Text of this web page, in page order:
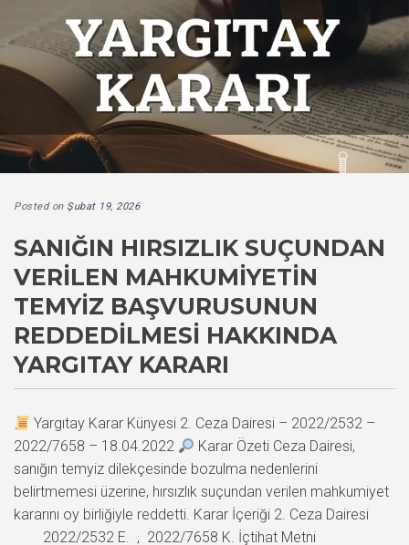
Posted on Şubat 19, 2026
SANIĞIN HIRSIZLIK SUÇUNDAN
VERILEN MAHKUMIYETIN
TEMYIZ BAŞVURUSUNUN
REDDEDILMESI HAKKINDA
YARGITAY KARARI
Yargıtay Karar Künyesi 2. Ceza Dairesi – 2022/2532 –
2022/7658 – 18.04.2022
Karar Özeti Ceza Dairesi,
sanığın temyiz dilekçesinde bozulma nedenlerini
belirtmemesi üzerine, hırsızlık suçundan verilen mahkumiyet
kararını oy birliğiyle reddetti. Karar İçeriği 2. Ceza Dairesi
2022/2532 E. , 2022/7658 K. İçtihat Metni